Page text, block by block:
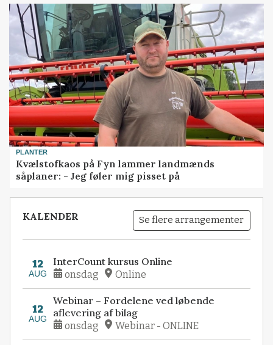
PLANTER
Kvælstofkaos på Fyn lammer landmænds
såplaner: - Jeg føler mig pisset på
KALENDER Se flere arrangementer
12
AUG
InterCount kursus Online
onsdag Online
12
AUG
Webinar – Fordelene ved løbende
aflevering af bilag
onsdag Webinar - ONLINE